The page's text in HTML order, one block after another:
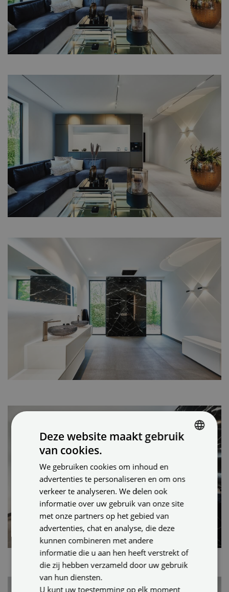
Deze website maakt gebruik
van cookies.
We gebruiken cookies om inhoud en
advertenties te personaliseren en om ons
verkeer te analyseren. We delen ook
informatie over uw gebruik van onze site
met onze partners op het gebied van
advertenties, chat en analyse, die deze
kunnen combineren met andere
informatie die u aan hen heeft verstrekt of
die zij hebben verzameld door uw gebruik
van hun diensten.
U kunt uw toestemming op elk moment